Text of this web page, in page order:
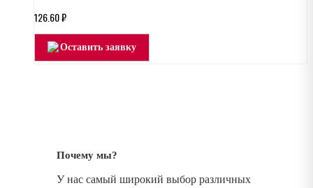
126.60₽
Оставить заявку
Почему мы?
У нас самый широкий выбор различных